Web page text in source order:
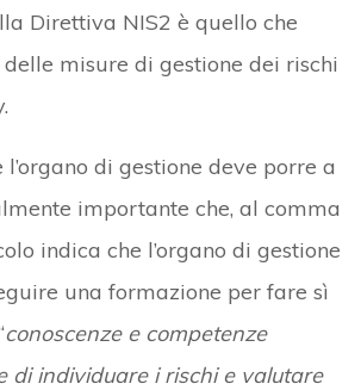
Direttiva NIS2 è quello che
misure di gestione dei rischi
l’organo di gestione deve porre a
importante che, al comma
indica che l’organo di gestione
una formazione per fare sì
conoscenze e competenze
di individuare i rischi e valutare